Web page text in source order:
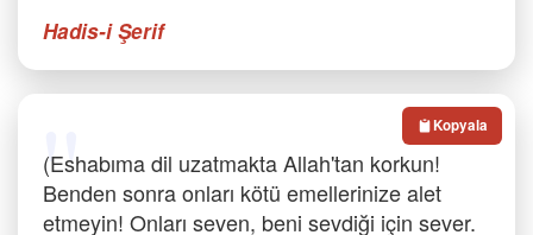
Hadis-i Şerif
(Eshabıma dil uzatmakta Allah'tan korkun!
Benden sonra onları kötü emellerinize alet
etmeyin! Onları seven, beni sevdiği için sever.
Kopyala